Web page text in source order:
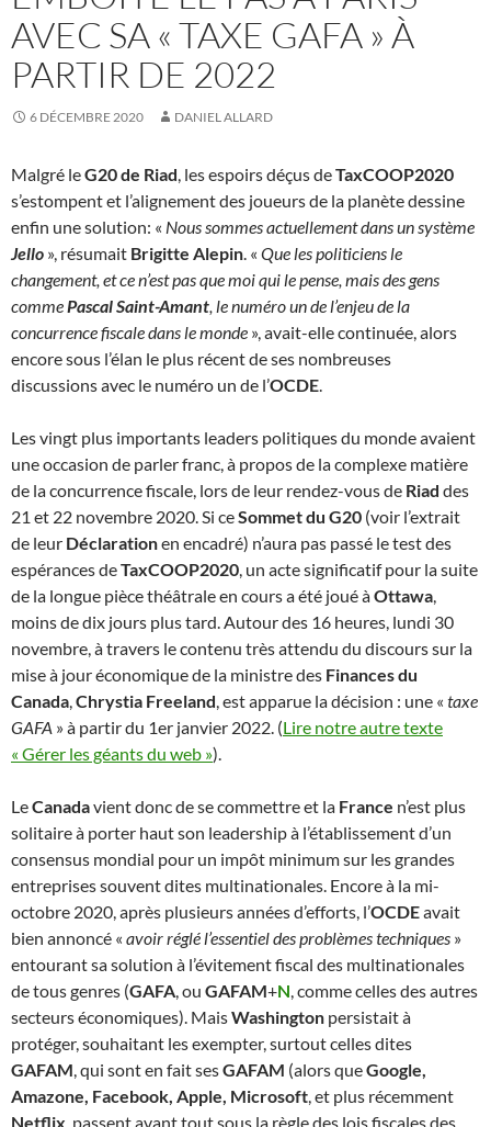
AVEC SA « TAXE GAFA » À
PARTIR DE 2022
6 DÉCEMBRE 2020 DANIEL ALLARD
Malgré leG20 de Riad, les espoirs déçus deTaxCOOP2020
s’estompent et l’alignement des joueurs de la planète dessine
enfin une solution: « Nous sommes actuellement dans un système
Jello », résumait Brigitte Alepin. « Que les politiciens le
changement, et ce n’est pas que moi qui le pense, mais des gens
commePascal Saint-Amant, le numéro un de l’enjeu de la
concurrence fiscale dans le monde », avait-elle continuée, alors
encore sous l’élan le plus récent de ses nombreuses
discussions avec le numéro un de l’OCDE.
Les vingt plus importants leaders politiques du monde avaient
une occasion de parler franc, à propos de la complexe matière
de la concurrence fiscale, lors de leur rendez-vous de Riad des
21 et 22 novembre 2020. Si ceSommet du G20 (voir l’extrait
de leur Déclarationen encadré) n’aura pas passé le test des
espérances deTaxCOOP2020, un acte significatif pour la suite
de la longue pièce théâtrale en cours a été joué àOttawa,
moins de dix jours plus tard. Autour des 16 heures, lundi 30
novembre, à travers le contenu très attendu du discours sur la
mise à jour économique de la ministre des Finances du
Canada,Chrystia Freeland, est apparue la décision : une « taxe
GAFA » à partir du 1er janvier 2022. (Lire notre autre texte
« Gérer les géants du web »).
LeCanadavient donc de se commettre et la France n’est plus
solitaire à porter haut son leadership à l’établissement d’un
consensus mondial pour un impôt minimum sur les grandes
entreprises souvent dites multinationales. Encore à la mi-
octobre 2020, après plusieurs années d’efforts, l’OCDEavait
bien annoncé « avoir réglé l’essentiel des problèmes techniques »
entourant sa solution à l’évitement fiscal des multinationales
de tous genres (GAFA, ou GAFAM+N, comme celles des autres
secteurs économiques). MaisWashington persistait à
protéger, souhaitant les exempter, surtout celles dites
GAFAM, qui sont en fait sesGAFAM (alors queGoogle,
Amazone, Facebook, Apple, Microsoft, et plus récemment
Netflix , passent avant tout sous la règle des lois fiscales des